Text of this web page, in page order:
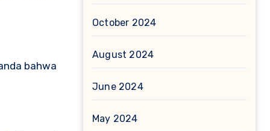
bahwa
October 2024
August 2024
June 2024
May 2024